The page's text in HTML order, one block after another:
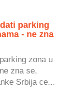
parking
- ne zna
zona u
zna se,
Srbija ce...